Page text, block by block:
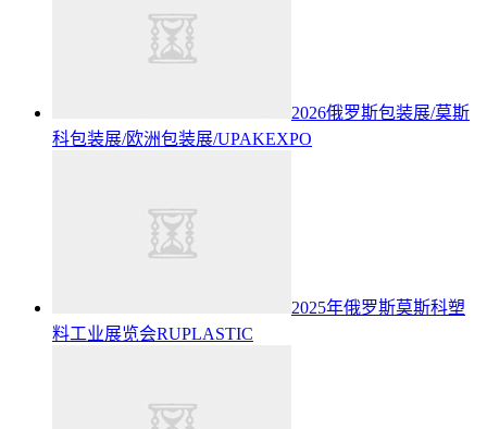
2026俄罗斯包装展/莫斯
科包装展/欧洲包装展/UPAKEXPO
2025年俄罗斯莫斯科塑
料工业展览会RUPLASTIC